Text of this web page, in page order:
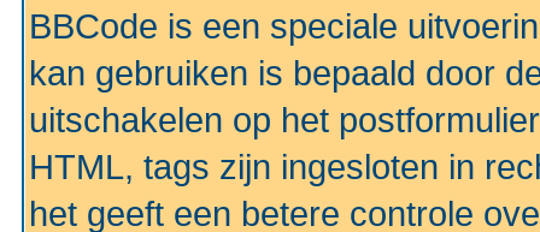
BBCode is een speciale
kan gebruiken is bepaald door
uitschakelen op het
HTML, tags zijn ingesloten in
het geeft een betere controle